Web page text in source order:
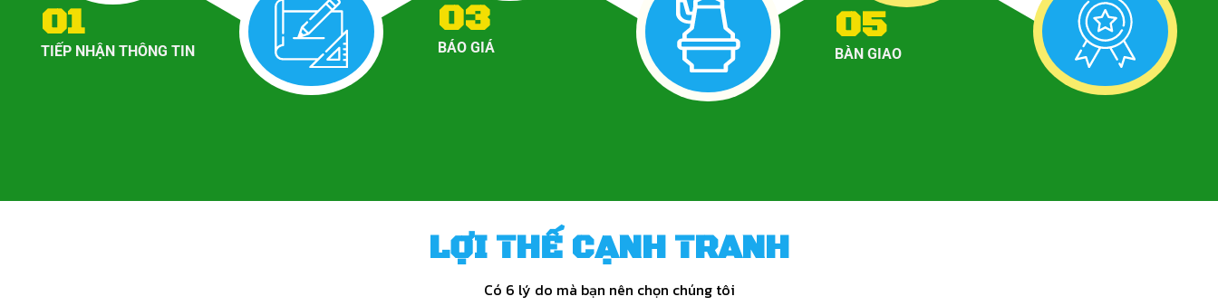
TIẾP NHẬN THÔNG TIN
01
BÁO GIÁ
03
BÀN GIAO
05
LỢI THẾ CẠNH TRANH
Có 6 lý do mà bạn nên chọn chúng tôi